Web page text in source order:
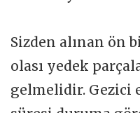
Sizden alınan ön
olası yedek
gelmelidir. Gezici